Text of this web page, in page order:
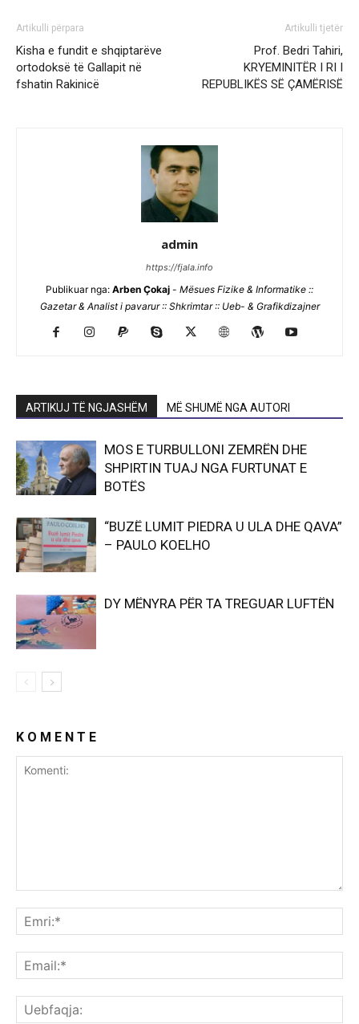
Artikulli përpara
Kisha e fundit e shqiptarëve
ortodoksë të Gallapit në
fshatin Rakinicë
Artikulli tjetër
Prof. Bedri Tahiri,
KRYEMINITËR I RI I
REPUBLIKËS SË ÇAMËRISË
admin
https://fjala.info
Publikuar nga: Arben Çokaj - Mësues Fizike & Informatike ::
Gazetar & Analist i pavarur :: Shkrimtar :: Ueb- & Grafikdizajner
ARTIKUJ TË NGJASHËM MË SHUMË NGA AUTORI
MOS E TURBULLONI ZEMRËN DHE
SHPIRTIN TUAJ NGA FURTUNAT E
BOTËS
“BUZË LUMIT PIEDRA U ULA DHE QAVA”
– PAULO KOELHO
DY MËNYRA PËR TA TREGUAR LUFTËN
K O M E N T E